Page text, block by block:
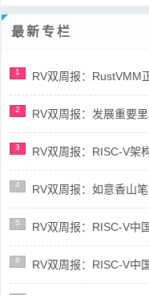
最新专栏
1 RV双周报：RustVMM
2 RV双周报：发展重要
3 RV双周报：RISC-V架
4 RV双周报：如意香山
5 RV双周报：RISC-V中
6 RV双周报：RISC-V中